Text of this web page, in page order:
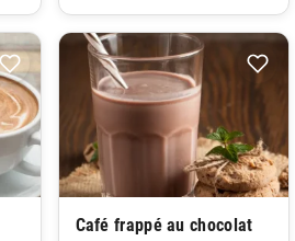
Café frappé au chocolat